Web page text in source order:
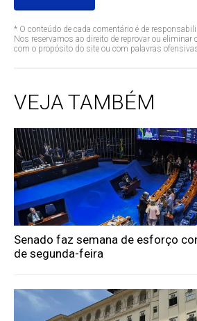
* O conteúdo de cada comentário é de
Nos reservamos ao direito de reprovar ou eliminar
com o propósito do site ou com palavras
VEJA TAMBÉM
Senado faz semana de esforço
de segunda-feira